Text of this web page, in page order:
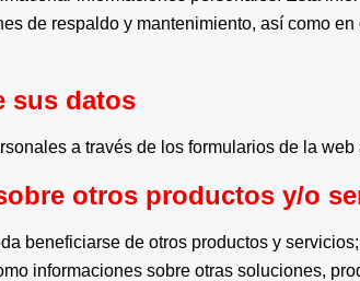
de respaldo y mantenimiento, así como
sus datos
a través de los formularios de la
otros productos y/o
beneficiarse de otros productos y
informaciones sobre otras soluciones,